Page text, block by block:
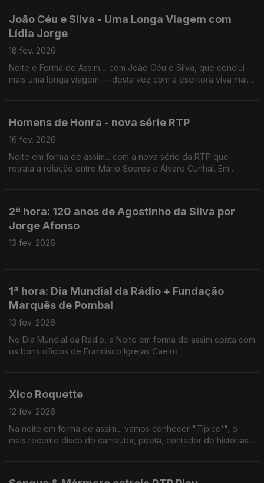
João Céu e Silva - Uma Longa Viagem com
Lídia Jorge
18 fev. 2026
Noite e Forma de Assim… com João Céu e Silva, que conclui
mais uma longa viagem — desta vez com a escritora viva mais
Homens de Honra - nova série RTP
16 fev. 2026
Noite em forma de assim... com a nova série da RTP que
retrata a relação entre Mário Soares e Álvaro Cunhal. Em
2ª hora: 120 anos de Agostinho da Silva por
Jorge Afonso
13 fev. 2026
1ª hora: Dia Mundial da Rádio + Fundação
Marquês de Pombal
13 fev. 2026
No Dia Mundial da Rádio, a Noite em forma de assim conta com
os bons ofícios de Francisco Igrejas Caeiro.
Xico Roquette
12 fev. 2026
Na noite em forma de assim... vamos conhecer "Típico'", o
mais recente disco do cantautor, poeta, contador de histórias,